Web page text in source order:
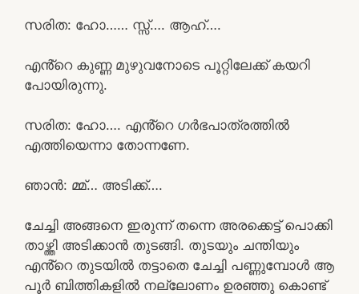
സരിത: ഹോ…… സ്സ്‌…. ആഹ്….
എൻ്റെ കുണ്ണ മുഴുവനോടെ പൂറ്റിലേക്ക് കയറി
പോയിരുന്നു.
സരിത: ഹോ…. എൻ്റെ ഗർഭപാത്രത്തിൽ
എത്തിയെന്നാ തോന്നണേ.
ഞാൻ: മ്മ്… അടിക്ക്….
ചേച്ചി അങ്ങനെ ഇരുന്ന് തന്നെ അരക്കെട്ട് പൊക്കി
താഴ്ത്തി അടിക്കാൻ തുടങ്ങി. തുടയും ചന്തിയും
എൻ്റെ തുടയിൽ തട്ടാതെ ചേച്ചി പണ്ണുമ്പോൾ ആ
പൂർ ബിത്തികളിൽ നല്ലോണം ഉരഞ്ഞു കൊണ്ട്